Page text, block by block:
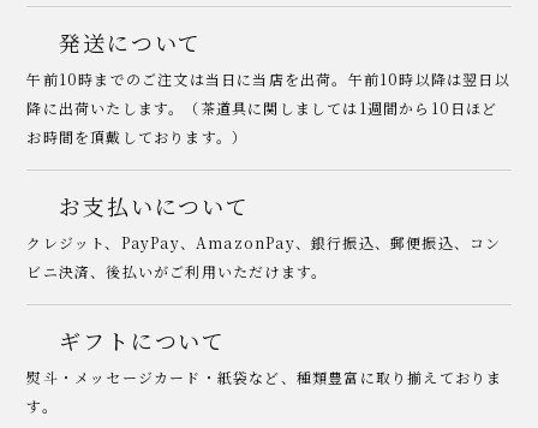
発送について
午前10時までのご注文は当日に当店を出荷。午前10時以降は翌日以
降に出荷いたします。（茶道具に関しましては1週間から10日ほど
お時間を頂戴しております。）
お支払いについて
クレジット、PayPay、AmazonPay、銀行振込、郵便振込、コン
ビニ決済、後払いがご利用いただけます。
ギフトについて
熨斗・メッセージカード・紙袋など、種類豊富に取り揃えておりま
す。